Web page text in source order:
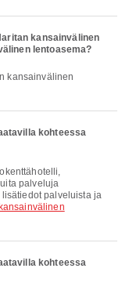
kansainvälinen
lentoasema?
kohteessa
palveluja
palveluista ja
kohteessa